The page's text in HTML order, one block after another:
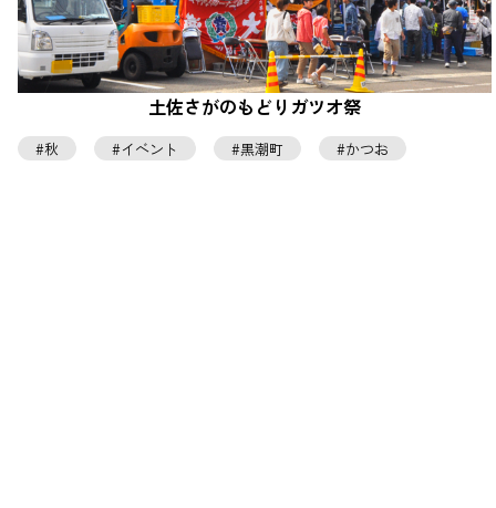
土佐さがのもどりガツオ祭
秋 イベント 黒潮町 かつお